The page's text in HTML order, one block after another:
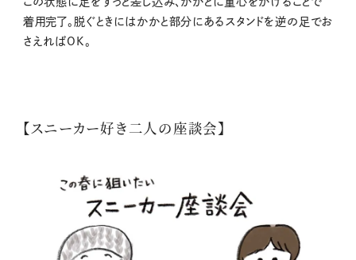
着用完了。脱ぐときにはかかと部分にあるスタンドを逆の足でお
さえればOK。
【スニーカー好き二人の座談会】